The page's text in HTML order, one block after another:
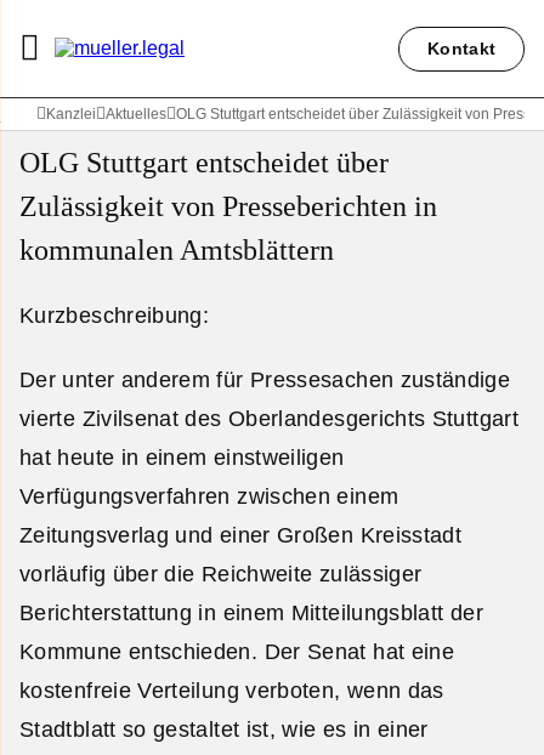
Kontakt
Kanzlei Aktuelles OLG Stuttgart entscheidet über Zulässigkeit von
OLG Stuttgart entscheidet über
Zulässigkeit von Presseberichten in
kommunalen Amtsblättern
Kurzbeschreibung:
Der unter anderem für Pressesachen zuständige
vierte Zivilsenat des Oberlandesgerichts Stuttgart
hat heute in einem einstweiligen
Verfügungsverfahren zwischen einem
Zeitungsverlag und einer Großen Kreisstadt
vorläufig über die Reichweite zulässiger
Berichterstattung in einem Mitteilungsblatt der
Kommune entschieden. Der Senat hat eine
kostenfreie Verteilung verboten, wenn das
Stadtblatt so gestaltet ist, wie es in einer